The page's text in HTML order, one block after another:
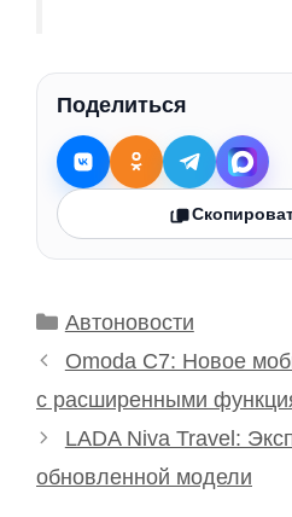
Поделиться
Рубрики
Автоновости
Omoda C7: Новое
с расширенными
LADA Niva Travel:
обновленной модели